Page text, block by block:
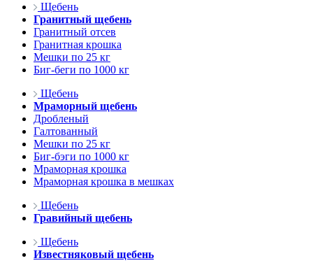
Щебень
Гранитный щебень
Гранитный отсев
Гранитная крошка
Мешки по 25 кг
Биг-беги по 1000 кг
Щебень
Мраморный щебень
Дробленый
Галтованный
Мешки по 25 кг
Биг-бэги по 1000 кг
Мраморная крошка
Мраморная крошка в мешках
Щебень
Гравийный щебень
Щебень
Известняковый щебень